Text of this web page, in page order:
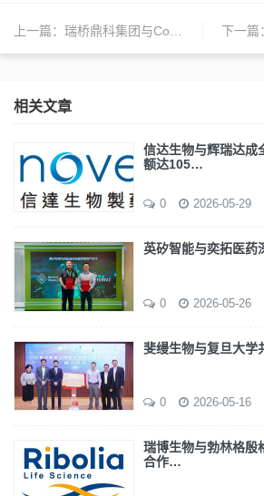
上一篇： 瑞桥鼎科集团与Cosmotec就日本市场达成独家商业化合作 下一篇：
相关文章
信达生物与辉瑞达成
额达105…
0 2026-05-29
英矽智能与奕拓医药
0 2026-05-26
斐缦生物与复旦大
0 2026-05-16
瑞博生物与勃林格殷
合作…